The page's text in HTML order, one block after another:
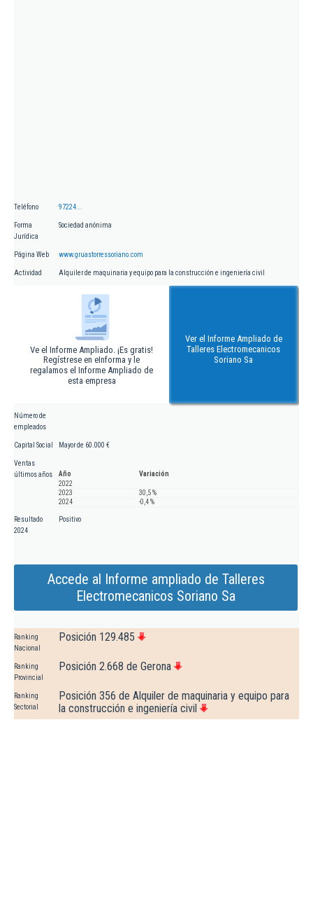
Teléfono 97224...
Forma
Jurídica
Sociedad anónima
Página Web www.gruastorressoriano.com
Actividad Alquiler de maquinaria y equipo para la construcción e ingeniería civil
Ve el Informe Ampliado. ¡Es gratis!
Regístrese en eInforma y le
regalamos el Informe Ampliado de
esta empresa
Ver el Informe Ampliado de
Talleres Electromecanicos
Soriano Sa
Número de
empleados
Capital Social Mayor de 60.000 €
Ventas
últimos años
Año
Variación
2022
2023
30,5 %
2024
-0,4 %
Resultado
2024
Positivo
Accede al Informe ampliado de Talleres
Electromecanicos Soriano Sa
Ranking
Nacional
Posición 129.485
Ranking
Provincial
Posición 2.668 de Gerona
Ranking
Sectorial
Posición 356 de Alquiler de maquinaria y equipo para
la construcción e ingeniería civil